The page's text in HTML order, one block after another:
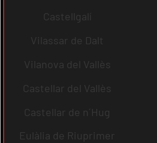
Castellgalí
Vilassar de Dalt
Vilanova del Vallès
Castellar del Vallès
Castellar de n´Hug
Eulàlia de Riuprimer